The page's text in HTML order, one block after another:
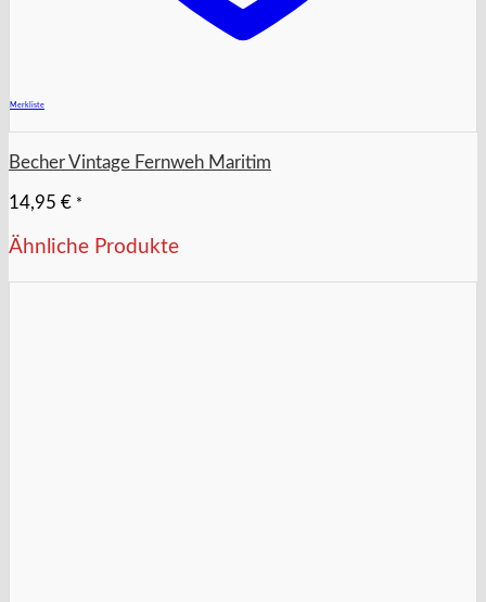
Merkliste
Becher Vintage Fernweh Maritim
14,95 € *
Ähnliche Produkte